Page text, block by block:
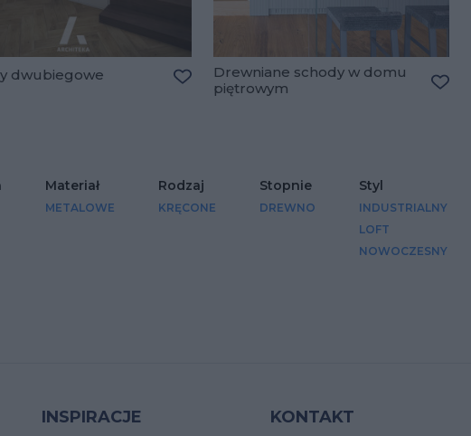
dwubiegowe
Dodaj do ulubionych
Drewniane schody w domu
piętrowym
Materiał
METALOWE
Rodzaj
KRĘCONE
Stopnie
DREWNO
Styl
INDUSTRIALNY
LOFT
NOWOCZESNY
INSPIRACJE KONTAKT